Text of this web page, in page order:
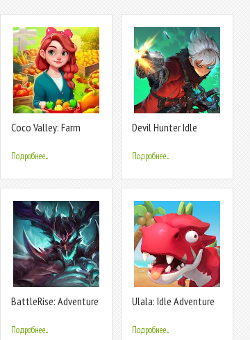
Coco Valley: Farm
Подробнее...
Devil Hunter Idle
Подробнее...
BattleRise: Adventure
Подробнее...
Ulala: Idle Adventure
Подробнее...